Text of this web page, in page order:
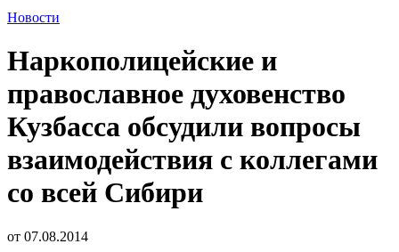
Новости
Наркополицейские и
православное духовенство
Кузбасса обсудили вопросы
взаимодействия с коллегами
со всей Сибири
от 07.08.2014